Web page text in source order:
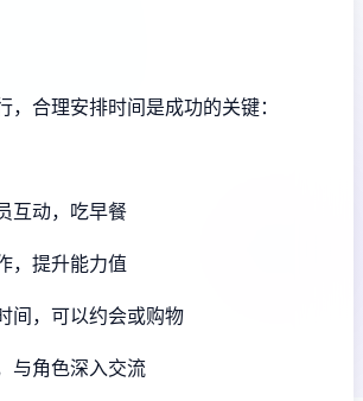
，合理安排时间是成功的关键：
互动，吃早餐
，提升能力值
间，可以约会或购物
与角色深入交流